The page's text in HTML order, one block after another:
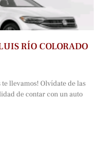
RÍO COLORADO
te llevamos! Olvídate de las
de contar con un auto